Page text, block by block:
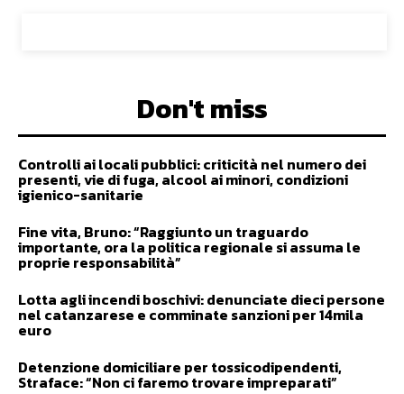
Don't miss
Controlli ai locali pubblici: criticità nel numero dei
presenti, vie di fuga, alcool ai minori, condizioni
igienico-sanitarie
Fine vita, Bruno: “Raggiunto un traguardo
importante, ora la politica regionale si assuma le
proprie responsabilità”
Lotta agli incendi boschivi: denunciate dieci persone
nel catanzarese e comminate sanzioni per 14mila
euro
Detenzione domiciliare per tossicodipendenti,
Straface: “Non ci faremo trovare impreparati”